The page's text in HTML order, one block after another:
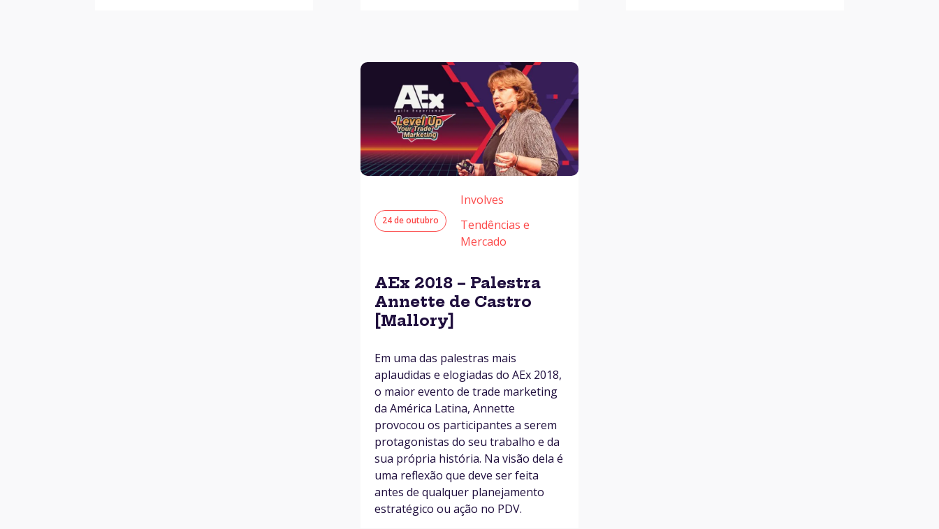
24 de outubro
Involves
Tendências e
Mercado
AEx 2018 – Palestra
Annette de Castro
[Mallory]
Em uma das palestras mais
aplaudidas e elogiadas do AEx 2018,
o maior evento de trade marketing
da América Latina, Annette
provocou os participantes a serem
protagonistas do seu trabalho e da
sua própria história. Na visão dela é
uma reflexão que deve ser feita
antes de qualquer planejamento
estratégico ou ação no PDV.